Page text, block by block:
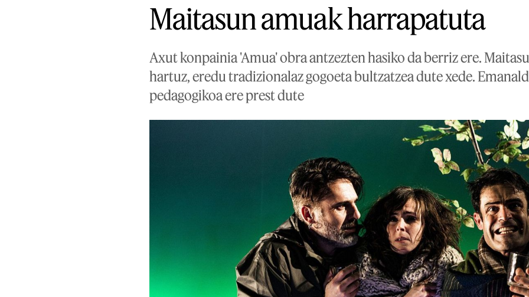
Maitasun amuak harrapatuta
Axut konpainia 'Amua' obra antzezten hasiko da berriz ere.
hartuz, eredu tradizionalaz gogoeta bultzatzea dute xede.
pedagogikoa ere prest dute